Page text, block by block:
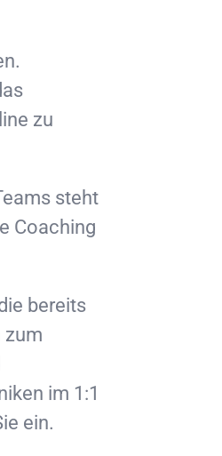
zu
steht
Coaching
bereits
zum
im 1:1
ein.